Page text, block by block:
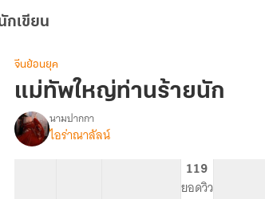
กเขียน
จีนย้อนยุค
แม่ทัพใหญ่ท่านร้ายนัก
เรื่อง
แม่ทัพ
นามปากกา
ไอร่าณาลัลน์
119
ยอดวิว